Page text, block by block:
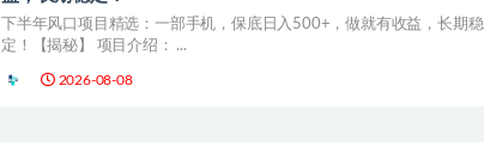
下半年风口项目精选：一部手机，保底日入500+，做就有收益，长期稳
定！【揭秘】 项目介绍： ...
2026-08-08